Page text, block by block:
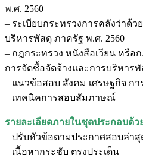
พ.ศ. 2560
– ระเบียบกระทรวงการคลังว่าด้
บริหารพัสดุ ภาครัฐ พ.ศ. 2560
– กฎกระทรวง หนังสือเวียน หรือ
การจัดซื้อจัดจ้างและการบริหาร
– แนวข้อสอบ สังคม เศรษฐกิจ กา
– เทคนิคการสอบสัมภาษณ์
รายละเอียดภายในชุดประกอบด้ว
– ปรับหัวข้อตามประกาศสอบล่า
– เนื้อหากระชับ ตรงประเด็น